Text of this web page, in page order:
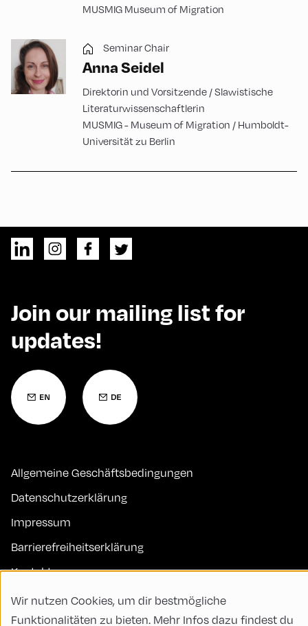
MUSMIG Museum of Migration
Seminar Chair
Anna Seidel
Direktorin und Vorsitzende / Slawistische
Literaturwissenschaftlerin
MUSMIG - Museum of Migration / Humboldt-
Universität zu Berlin
Join our mailing list for
updates!
Allgemeine Geschäftsbedingungen
Datenschutzerklärung
Impressum
Barrierefreiheitserklärung
Kontakt
FAQs
Code of Conduct
Wir nutzen Cookies, um dir bestmögliche
Funktionalitäten zu bieten. Mehr Infos dazu findest du